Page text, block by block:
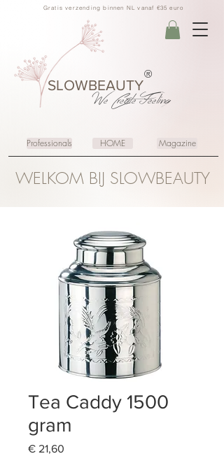
Gratis verzending binnen NL vanaf €35 euro
SLOWBEAUTY
We CreateFeeling
®
Professionals HOME Magazine
WELKOM BIJ SLOWBEAUTY
Tea Caddy 1500
gram
€ 21,60